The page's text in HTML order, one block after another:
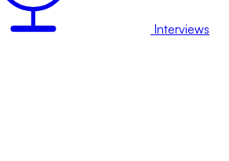
Interviews